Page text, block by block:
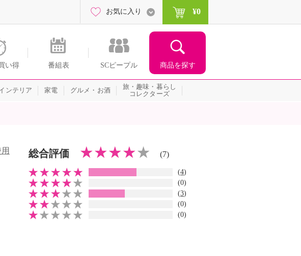
い得 番組表 SCピープル 商品を探す
お気に入り ¥0
ンテリア 家電 グルメ・お酒
旅・趣味・暮らし
コレクターズ
総合評価 (7)
(4)
(0)
(3)
(0)
(0)